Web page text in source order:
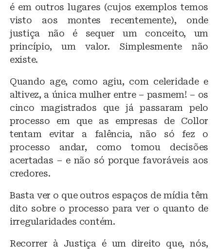
é em outros lugares (cujos exemplos temos
visto aos montes recentemente), onde
justiça não é sequer um conceito, um
princípio, um valor. Simplesmente não
existe.
Quando age, como agiu, com celeridade e
altivez, a única mulher entre – pasmem! – os
cinco magistrados que já passaram pelo
processo em que as empresas de Collor
tentam evitar a falência, não só fez o
processo andar, como tomou decisões
acertadas – e não só porque favoráveis aos
credores.
Basta ver o que outros espaços de mídia têm
dito sobre o processo para ver o quanto de
irregularidades contém.
Recorrer à Justiça é um direito que, nós,